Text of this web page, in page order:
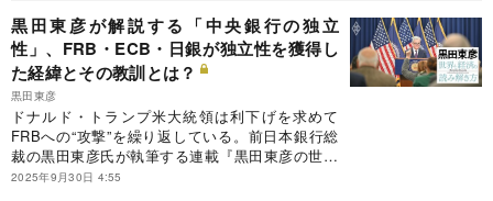
功績から見えた日本の発展と変化の歴史と、新首
相に期待することとは？
黒田東彦が解説する「中央銀行の独立
性」、FRB・ECB・日銀が独立性を獲得し
た経緯とその教訓とは？
黒田東彦
ドナルド・トランプ米大統領は利下げを求めて
FRBへの“攻撃”を繰り返している。前日本銀行総
裁の黒田東彦氏が執筆する連載『黒田東彦の世界
と経済の読み解き方』の今回のテーマは、中央銀
2025年9月30日 4:55